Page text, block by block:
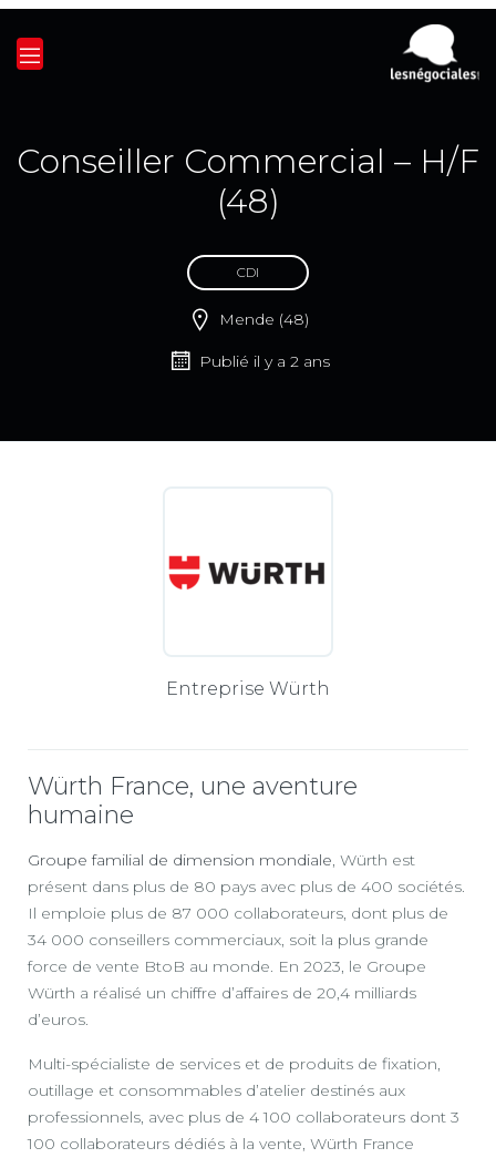
Conseiller Commercial – H/F
(48)
CDI
Mende (48)
Publié il y a 2 ans
Entreprise Würth
Würth France, une aventure
humaine
Groupe familial de dimension mondiale, Würth est
présent dans plus de 80 pays avec plus de 400 sociétés.
Il emploie plus de 87 000 collaborateurs, dont plus de
34 000 conseillers commerciaux, soit la plus grande
force de vente BtoB au monde. En 2023, le Groupe
Würth a réalisé un chiffre d’affaires de 20,4 milliards
d’euros.
Multi-spécialiste de services et de produits de fixation,
outillage et consommables d’atelier destinés aux
professionnels, avec plus de 4 100 collaborateurs dont 3
100 collaborateurs dédiés à la vente, Würth France